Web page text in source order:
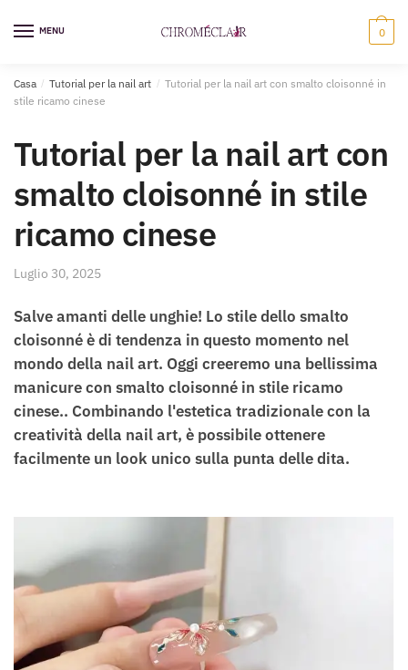
alla
MENU 0
Casa / Tutorial per la nail art / Tutorial per la nail art con smalto cloisonné in
stile ricamo cinese
Tutorial per la nail art con
smalto cloisonné in stile
ricamo cinese
Luglio 30, 2025
Salve amanti delle unghie! Lo stile dello smalto
cloisonné è di tendenza in questo momento nel
mondo della nail art. Oggi creeremo una bellissima
manicure con smalto cloisonné in stile ricamo
cinese.. Combinando l'estetica tradizionale con la
creatività della nail art, è possibile ottenere
facilmente un look unico sulla punta delle dita.